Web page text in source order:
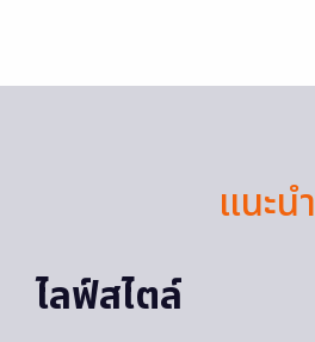
แนะนำ
ไลฟ์สไตล์